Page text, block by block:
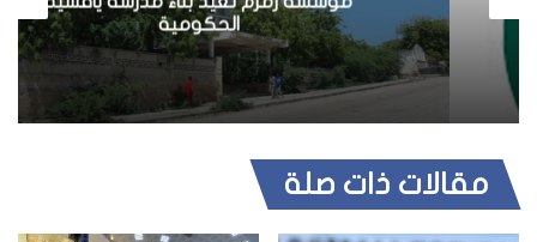
ي
ب
الحكومية
مقالات ذات صلة